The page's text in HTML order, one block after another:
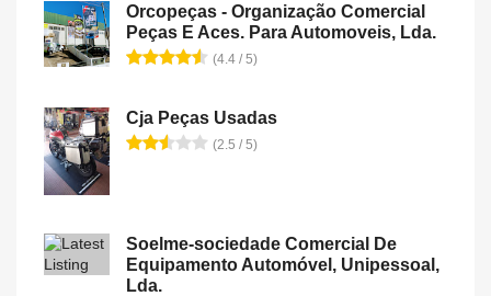
Orcopeças - Organização Comercial
Peças E Aces. Para Automoveis, Lda.
(4.4 / 5)
Cja Peças Usadas
(2.5 / 5)
Soelme-sociedade Comercial De
Equipamento Automóvel, Unipessoal,
Lda.